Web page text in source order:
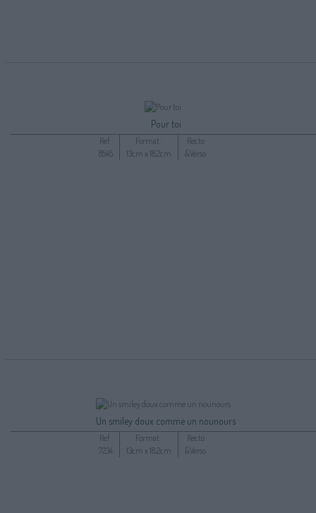
Pour toi
Ref :
8545
Format :
13cm x 18,2cm
Recto
&Verso
Un smiley doux comme un nounours
Ref :
7234
Format :
13cm x 18,2cm
Recto
&Verso